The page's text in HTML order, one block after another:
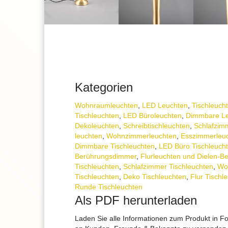
Kategorien
Wohnraum­leuchten, LED Leuchten,
Tischleuchten, LED Büroleuchten, Dimmbare
Dekoleuchten, Schreibtisch­leuchten,
leuchten, Wohnzimmer­leuchten,
Dimmbare Tischleuchten, LED Büro
Berührungsdimmer, Flurleuchten und Dielen-
Tischleuchten, Schlafzimmer Tischleuchten,
Tischleuchten, Deko Tischleuchten, Flur
Runde Tischleuchten
Als PDF herunterladen
Laden Sie alle Informationen zum Produkt in